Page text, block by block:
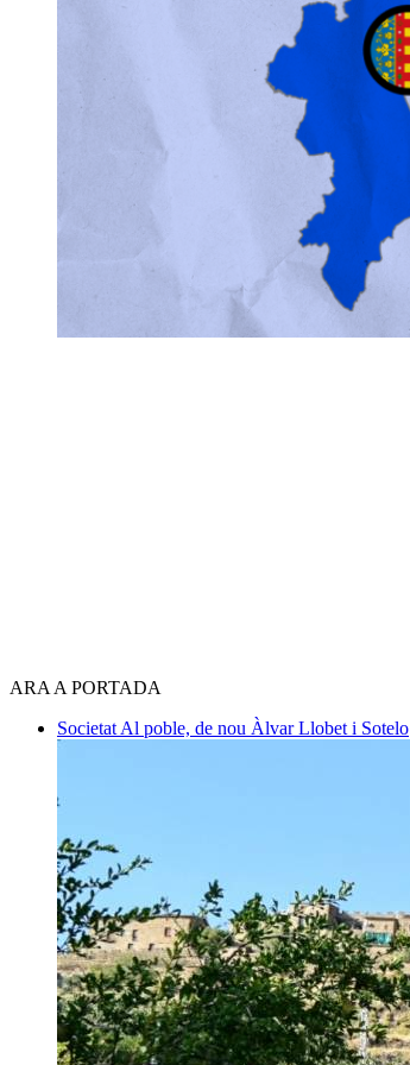
ARA A PORTADA
Societat Al poble, de nou Àlvar Llobet i Sotelo